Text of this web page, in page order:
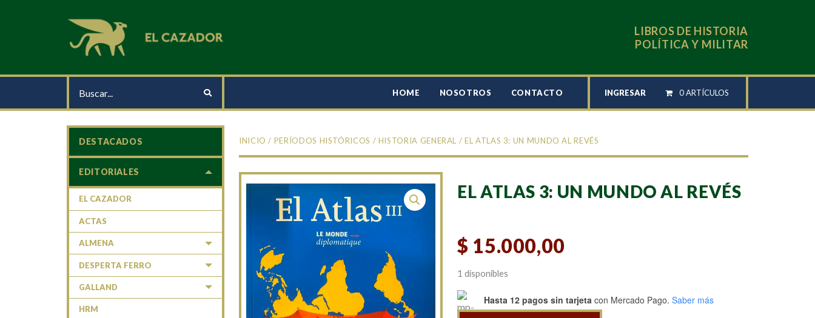
LIBROS DE HISTORIA
POLÍTICA Y MILITAR
HOME NOSOTROS CONTACTO INGRESAR 0 ARTÍCULOS
INICIO / PERÍODOS HISTÓRICOS / HISTORIA GENERAL / EL ATLAS 3: UN MUNDO AL REVÉS
EL ATLAS 3: UN MUNDO AL REVÉS
$ 15.000,00
1 disponibles
Hasta 12 pagos sin tarjeta con Mercado Pago. Saber más
DESTACADOS
EDITORIALES
EL CAZADOR
ACTAS
ALMENA
DESPERTA FERRO
GALLAND
HRM